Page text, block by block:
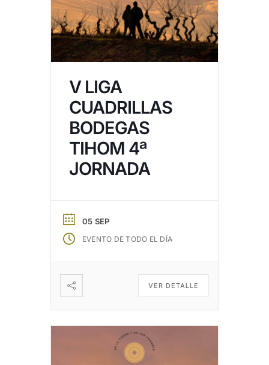
V LIGA
CUADRILLAS
BODEGAS
TIHOM 4ª
JORNADA
05 SEP
EVENTO DE TODO EL DÍA
VER DETALLE